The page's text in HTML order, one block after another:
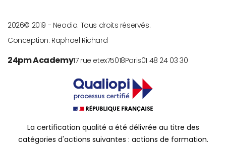
© 2019 -
2026
Neodia. Tous droits réservés.
Conception: Raphaël Richard
24pm Academy17 rue etex75018Paris01 48 24 03 30
La certification qualité a été délivrée au titre des
catégories d'actions suivantes : actions de formation.